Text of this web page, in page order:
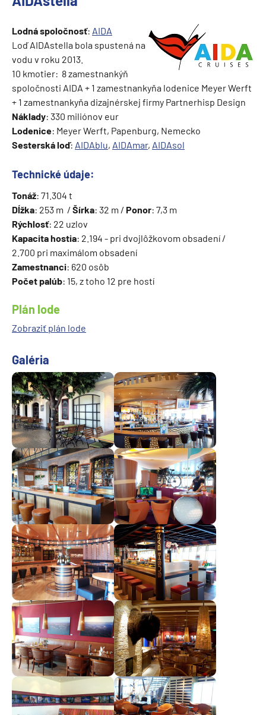
Lodná spoločnosť: AIDA
Loď AIDAstella bola spustená na
vodu v roku 2013.
10 kmotier: 8 zamestnankýň
spoločnosti AIDA + 1 zamestnankyňa lodenice Meyer Werft
+ 1 zamestnankyňa dizajnérskej firmy Partnerhisp Design
Náklady: 330 miliónov eur
Lodenice: Meyer Werft, Papenburg, Nemecko
Sesterská loď: AIDAblu, AIDAmar, AIDAsol
Technické údaje:
Tonáž: 71.304 t
Dĺžka: 253 m / Šírka: 32 m / Ponor: 7,3 m
Rýchlosť: 22 uzlov
Kapacita hostia: 2.194 - pri dvojlôžkovom obsadení /
2.700 pri maximálom obsadení
Zamestnanci: 620 osôb
Počet palúb: 15, z toho 12 pre hostí
Plán lode
Zobraziť plán lode
Galéria